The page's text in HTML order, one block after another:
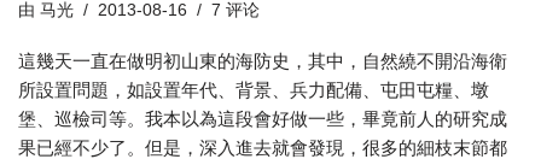
由 马光 2013-08-16 7 评论
這幾天一直在做明初山東的海防史，其中，自然繞不開沿海衛
所設置問題，如設置年代、背景、兵力配備、屯田屯糧、墩
堡、巡檢司等。我本以為這段會好做一些，畢竟前人的研究成
果已經不少了。但是，深入進去就會發現，很多的細枝末節都